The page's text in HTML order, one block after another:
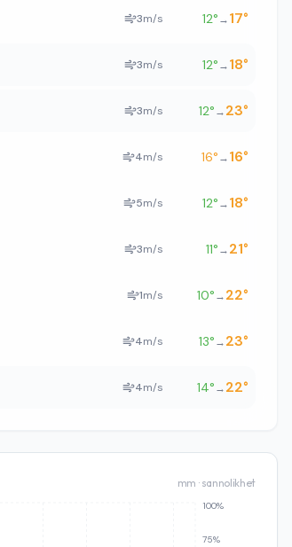
3m/s 12°→17°
3m/s 12°→18°
3m/s 12°→23°
4m/s 16°→16°
5m/s 12°→18°
3m/s 11°→21°
1m/s 10°→22°
4m/s 13°→23°
4m/s 14°→22°
mm · sannolikhet
75%
100%